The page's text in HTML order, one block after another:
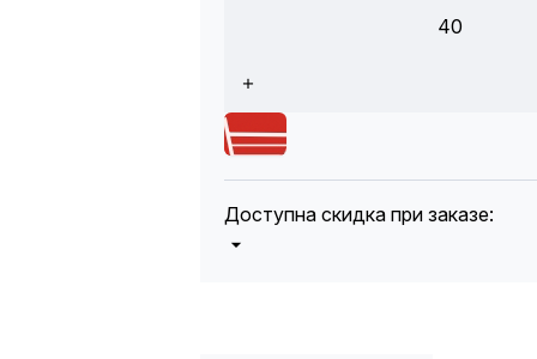
40
Доступна скидка при заказе: